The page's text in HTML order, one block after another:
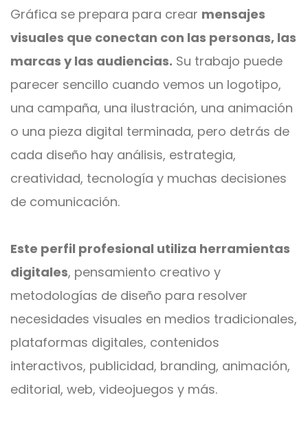
Gráfica se prepara para crear mensajes
visuales que conectan con las personas, las
marcas y las audiencias. Su trabajo puede
parecer sencillo cuando vemos un logotipo,
una campaña, una ilustración, una animación
o una pieza digital terminada, pero detrás de
cada diseño hay análisis, estrategia,
creatividad, tecnología y muchas decisiones
de comunicación.
Este perfil profesional utiliza herramientas
digitales, pensamiento creativo y
metodologías de diseño para resolver
necesidades visuales en medios tradicionales,
plataformas digitales, contenidos
interactivos, publicidad, branding, animación,
editorial, web, videojuegos y más.